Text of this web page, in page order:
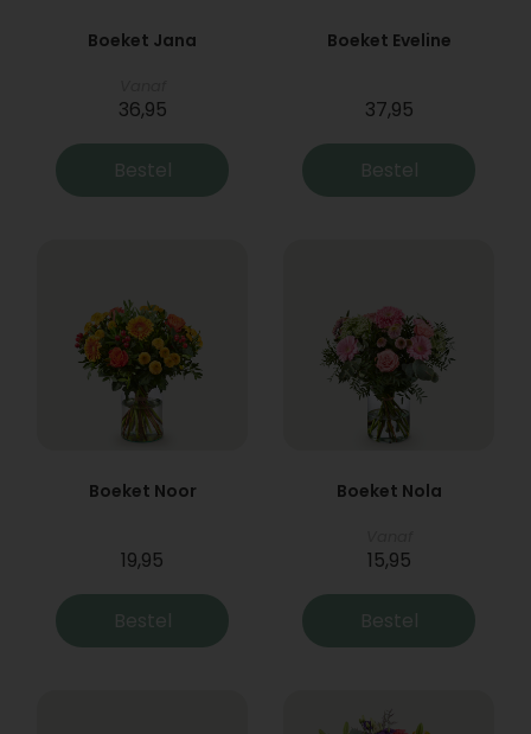
Boeket Jana
36,95
Bestel
Boeket Eveline
37,95
Bestel
Boeket Noor
19,95
Bestel
Boeket Nola
15,95
Bestel